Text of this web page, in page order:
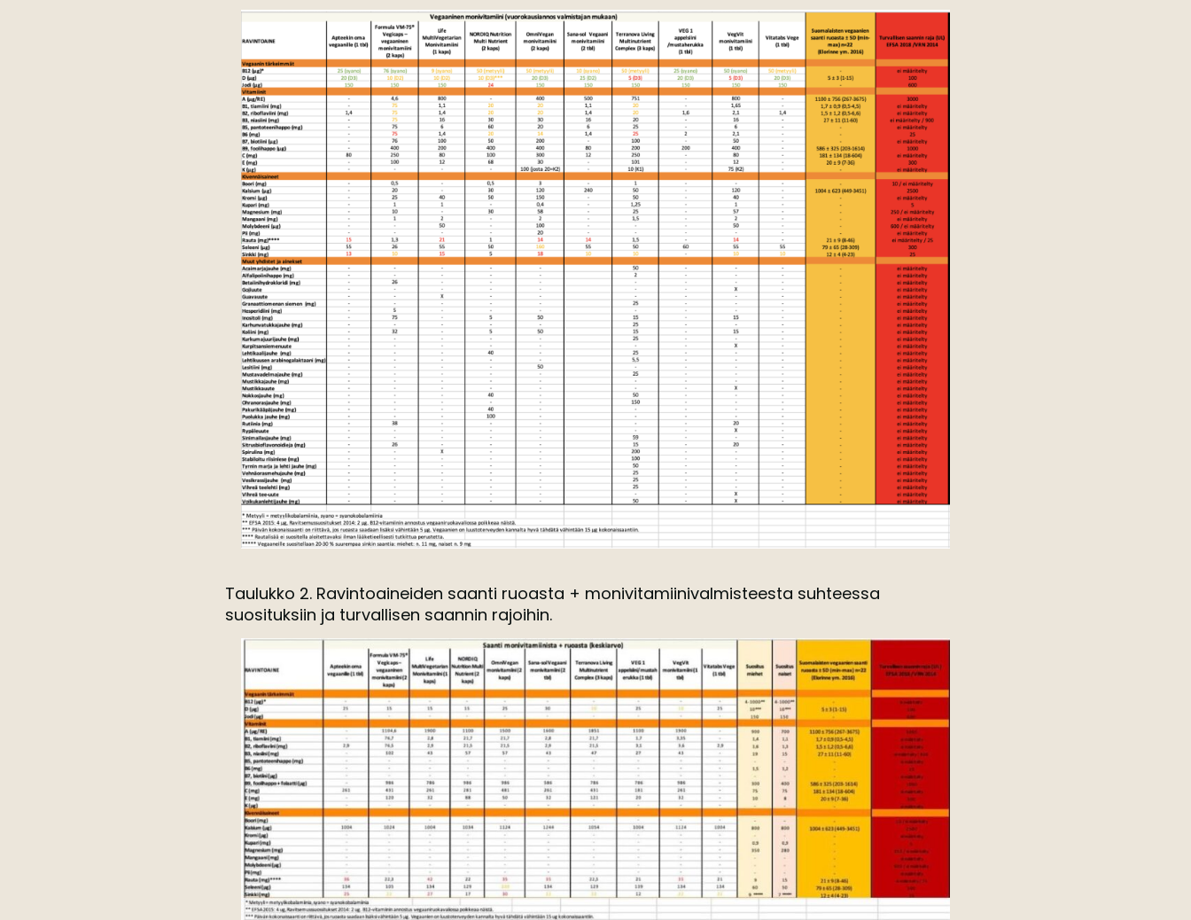
Taulukko 2. Ravintoaineiden saanti ruoasta + monivitamiinivalmisteesta suhteessa
suosituksiin ja turvallisen saannin rajoihin.